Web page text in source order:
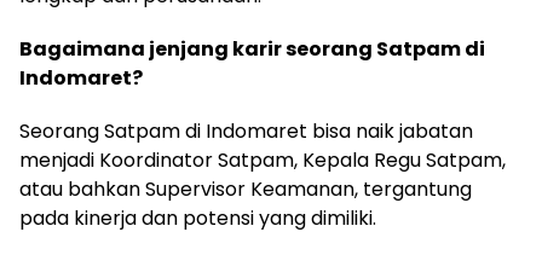
Bagaimana jenjang karir seorang Satpam di
Indomaret?
Seorang Satpam di Indomaret bisa naik jabatan
menjadi Koordinator Satpam, Kepala Regu Satpam,
atau bahkan Supervisor Keamanan, tergantung
pada kinerja dan potensi yang dimiliki.